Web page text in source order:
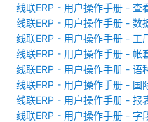
线联ERP - 用户操作手册 - 查
线联ERP - 用户操作手册 - 数
线联ERP - 用户操作手册 - 工
线联ERP - 用户操作手册 - 帐
线联ERP - 用户操作手册 - 语
线联ERP - 用户操作手册 - 国
线联ERP - 用户操作手册 - 报
线联ERP - 用户操作手册 - 字